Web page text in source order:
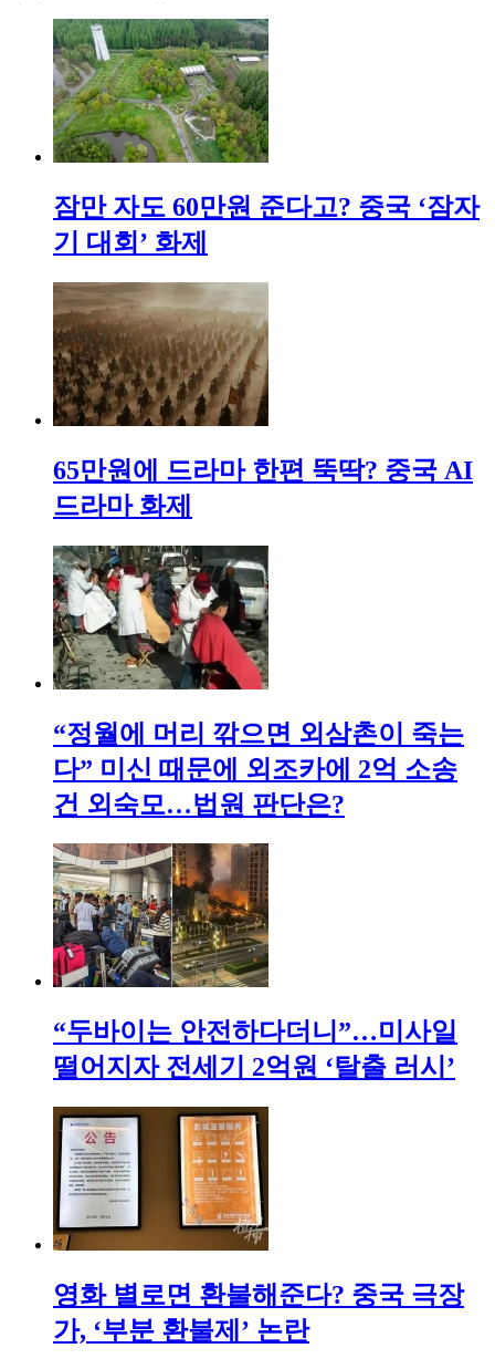
잠만 자도 60만원 준다고? 중국 ‘잠자
기 대회’ 화제
65만원에 드라마 한편 뚝딱? 중국 AI
드라마 화제
“정월에 머리 깎으면 외삼촌이 죽는
다” 미신 때문에 외조카에 2억 소송
건 외숙모…법원 판단은?
“두바이는 안전하다더니”…미사일
떨어지자 전세기 2억원 ‘탈출 러시’
영화 별로면 환불해준다? 중국 극장
가, ‘부분 환불제’ 논란